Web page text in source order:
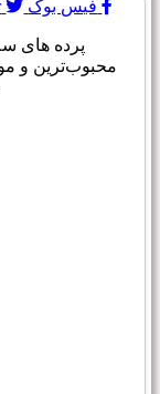
فیس بوک
پرده های
محبوب‌ترین و